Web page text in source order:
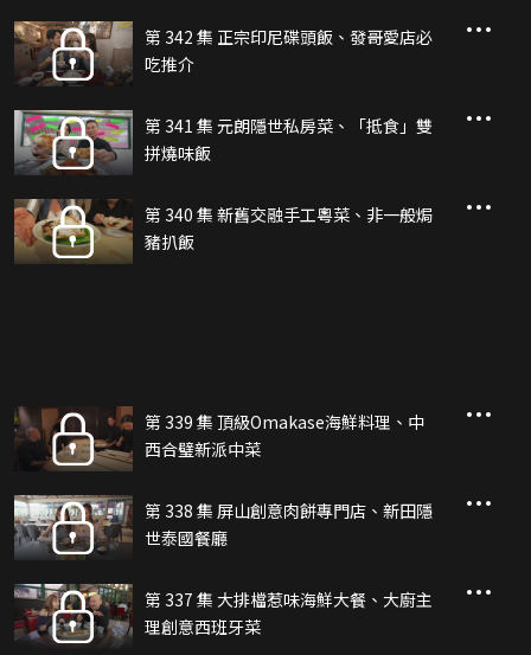
第 342 集 正宗印尼碟頭飯、發哥愛店必
吃推介
第 341 集 元朗隱世私房菜、「抵食」雙
拼燒味飯
第 340 集 新舊交融手工粵菜、非一般焗
豬扒飯
第 339 集 頂級Omakase海鮮料理、中
西合璧新派中菜
第 338 集 屏山創意肉餅專門店、新田隱
世泰國餐廳
第 337 集 大排檔惹味海鮮大餐、大廚主
理創意西班牙菜